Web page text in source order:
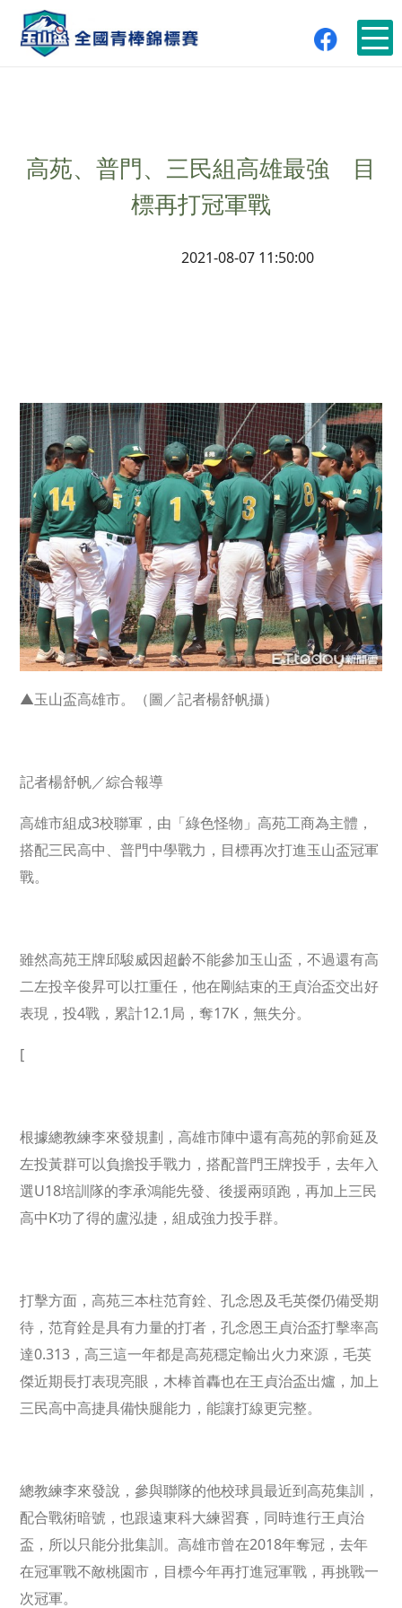
高苑、普門、三民組高雄最強 目
標再打冠軍戰
2021-08-07 11:50:00
▲玉山盃高雄市。（圖／記者楊舒帆攝）
記者楊舒帆／綜合報導
高雄市組成3校聯軍，由「綠色怪物」高苑工商為主體，
搭配三民高中、普門中學戰力，目標再次打進玉山盃冠軍
戰。
雖然高苑王牌邱駿威因超齡不能參加玉山盃，不過還有高
二左投辛俊昇可以扛重任，他在剛結束的王貞治盃交出好
表現，投4戰，累計12.1局，奪17K，無失分。
[
根據總教練李來發規劃，高雄市陣中還有高苑的郭俞延及
左投黃群可以負擔投手戰力，搭配普門王牌投手，去年入
選U18培訓隊的李承鴻能先發、後援兩頭跑，再加上三民
高中K功了得的盧泓捷，組成強力投手群。
打擊方面，高苑三本柱范育銓、孔念恩及毛英傑仍備受期
待，范育銓是具有力量的打者，孔念恩王貞治盃打擊率高
達0.313，高三這一年都是高苑穩定輸出火力來源，毛英
傑近期長打表現亮眼，木棒首轟也在王貞治盃出爐，加上
三民高中高捷具備快腿能力，能讓打線更完整。
總教練李來發說，參與聯隊的他校球員最近到高苑集訓，
配合戰術暗號，也跟遠東科大練習賽，同時進行王貞治
盃，所以只能分批集訓。高雄市曾在2018年奪冠，去年
在冠軍戰不敵桃園市，目標今年再打進冠軍戰，再挑戰一
次冠軍。